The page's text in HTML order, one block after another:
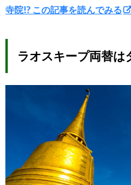
寺院!? この記事を読んでみる
ラオスキープ両替